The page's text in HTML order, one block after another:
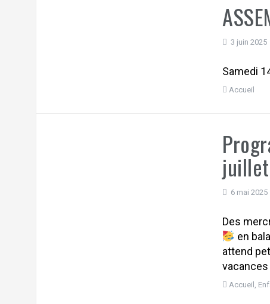
3 juin 2025
Samedi
Accueil
6 mai 2025
Des
en
attend
vacances
Accueil ,